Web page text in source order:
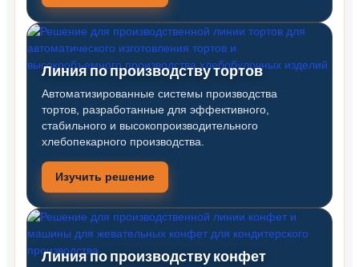
Линия по производству тортов
Автоматизированные системы производства
тортов, разработанные для эффективного,
стабильного и высокопроизводительного
хлебопекарного производства.
Изучить решение
Линия по производству конфет